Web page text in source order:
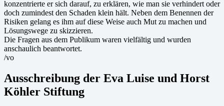
konzentrierte er sich darauf, zu erklären, wie man sie verhindert oder
doch zumindest den Schaden klein hält. Neben dem Benennen der
Risiken gelang es ihm auf diese Weise auch Mut zu machen und
Lösungswege zu skizzieren.
Die Fragen aus dem Publikum waren vielfältig und wurden
anschaulich beantwortet.
/vo
Ausschreibung der Eva Luise und Horst
Köhler Stiftung